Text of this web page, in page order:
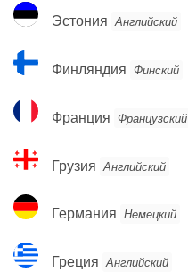
Эстония
Эстония Английский
Финляндия
Финляндия Финский
Франция
Франция Французский
Грузия
Грузия Английский
Германия
Германия Немецкий
Греция
Греция Английский